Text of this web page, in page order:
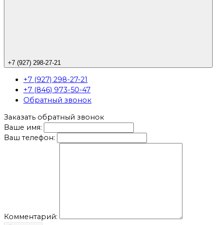
+7 (927) 298-27-21
+7 (927) 298-27-21
+7 (846) 973-50-47
Обратный звонок
Заказать обратный звонок
Ваше имя:
Ваш телефон:
Комментарий: